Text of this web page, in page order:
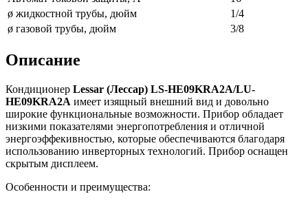
ø жидкостной трубы, дюйм
1/4
ø газовой трубы, дюйм
3/8
Описание
Кондиционер Lessar (Лессар) LS-HE09KRA2A/LU-
HE09KRA2A имеет изящный внешний вид и довольно
широкие функциональные возможности. Прибор обладает
низкими показателями энергопотребления и отличной
энергоэффекивностью, которые обеспечиваются благодаря
использованию инверторных технологий. Прибор оснащен
скрытым дисплеем.
Особенности и преимущества: